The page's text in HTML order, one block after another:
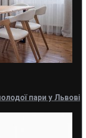
пари у Львові